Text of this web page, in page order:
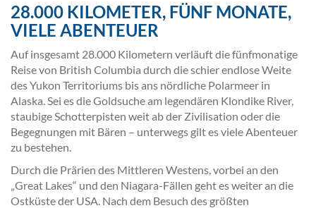
28.000 KILOMETER, FÜNF MONATE,
VIELE ABENTEUER
Auf insgesamt 28.000 Kilometern verläuft die fünfmonatige
Reise von British Columbia durch die schier endlose Weite
des Yukon Territoriums bis ans nördliche Polarmeer in
Alaska. Sei es die Goldsuche am legendären Klondike River,
staubige Schotterpisten weit ab der Zivilisation oder die
Begegnungen mit Bären – unterwegs gilt es viele Abenteuer
zu bestehen.
Durch die Prärien des Mittleren Westens, vorbei an den
„Great Lakes“ und den Niagara-Fällen geht es weiter an die
Ostküste der USA. Nach dem Besuch des größten